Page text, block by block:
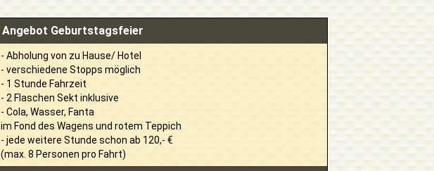
Angebot Geburtstagsfeier
- Abholung von zu Hause/ Hotel
- verschiedene Stopps möglich
- 1 Stunde Fahrzeit
- 2 Flaschen Sekt inklusive
- Cola, Wasser, Fanta
im Fond des Wagens und rotem Teppich
- jede weitere Stunde schon ab 120,- €
(max. 8 Personen pro Fahrt)